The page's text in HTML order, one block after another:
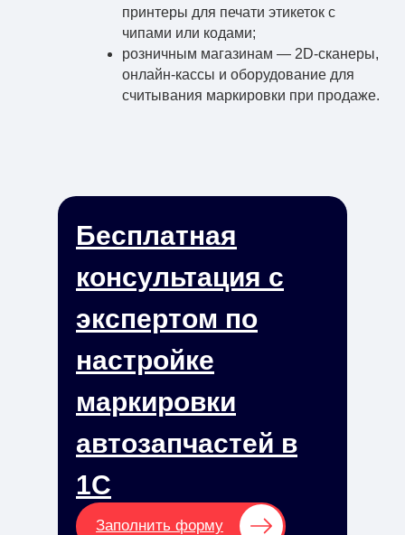
принтеры для печати этикеток с
чипами или кодами;
розничным магазинам — 2D-сканеры,
онлайн-кассы и оборудование для
считывания маркировки при продаже.
Бесплатная
консультация с
экспертом по
настройке
маркировки
автозапчастей в
1С
Заполнить форму